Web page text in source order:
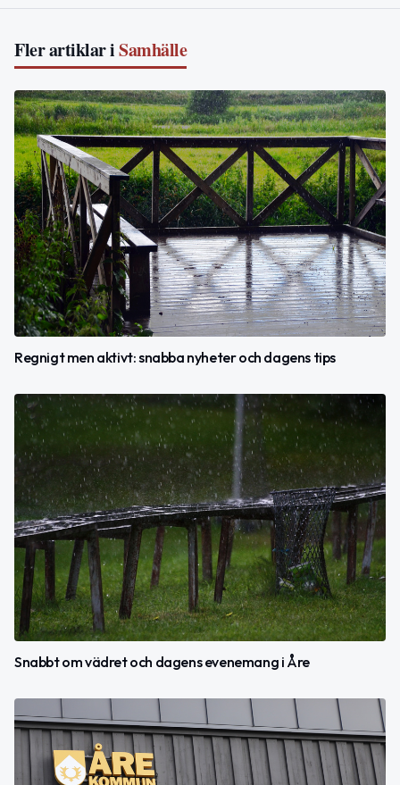
Fler artiklar iSamhälle
Regnigt men aktivt: snabba nyheter och dagens tips
Snabbt om vädret och dagens evenemang i Åre